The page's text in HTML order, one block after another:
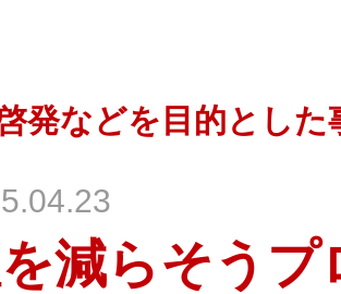
発などを目的とした
を減らそう